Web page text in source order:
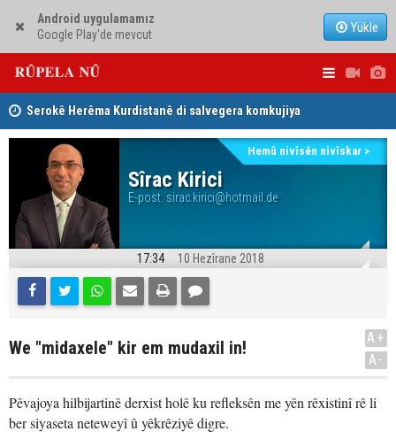
Android uygulamamız
Google Play'de mevcut
Yükle
Serokê Herêma Kurdistanê di salvegera komkujiya
Sêmêlê de peyamek belav kir
Tirkiye, Pakistan û Erebistana Siûdî ‘Peymana Mekeyê’
îmze kir
girîng e û
Sîrac Kirici
E-post: sirac.kirici@hotmail.de
Hemû nivîsên nivîskar >
17:34 10 Hezîrane 2018
We "midaxele" kir em mudaxil in!
A+
A-
Pêvajoya hilbijartinê derxist holê ku refleksên me yên rêxistinî rê li
ber siyaseta neteweyî û yêkrêziyê digre.